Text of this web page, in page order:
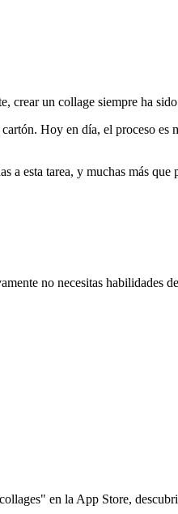
crear un collage siempre ha
Hoy en día, el proceso
esta tarea, y muchas más
no necesitas habilidades
en la App Store,